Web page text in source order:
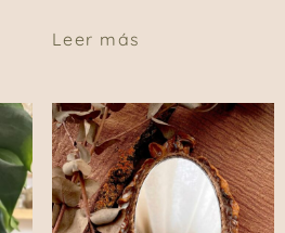
Leer más